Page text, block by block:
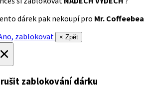
dárek pak nekoupí pro Mr.
zablokovat
× Zpět
zablokování dárku